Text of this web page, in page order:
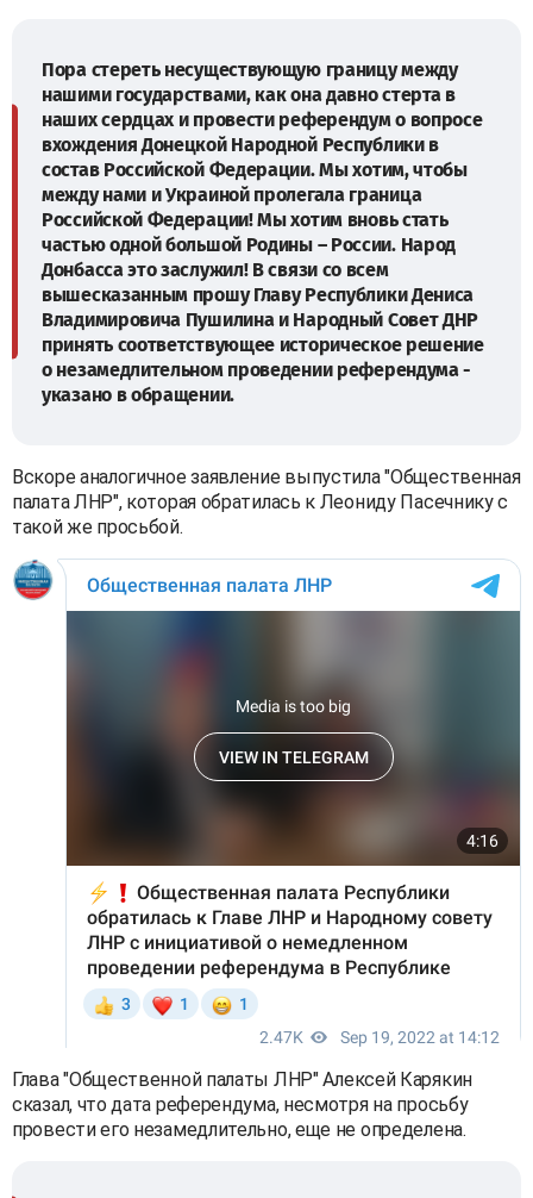
Пора стереть несуществующую границу между
нашими государствами, как она давно стерта в
наших сердцах и провести референдум о вопросе
вхождения Донецкой Народной Республики в
состав Российской Федерации. Мы хотим, чтобы
между нами и Украиной пролегала граница
Российской Федерации! Мы хотим вновь стать
частью одной большой Родины – России. Народ
Донбасса это заслужил! В связи со всем
вышесказанным прошу Главу Республики Дениса
Владимировича Пушилина и Народный Совет ДНР
принять соответствующее историческое решение
о незамедлительном проведении референдума -
указано в обращении.
Вскоре аналогичное заявление выпустила "Общественная
палата ЛНР", которая обратилась к Леониду Пасечнику с
такой же просьбой.
Глава "Общественной палаты ЛНР" Алексей Карякин
сказал, что дата референдума, несмотря на просьбу
провести его незамедлительно, еще не определена.